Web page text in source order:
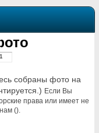
собраны фото на
Если Вы
права или имеет не
().